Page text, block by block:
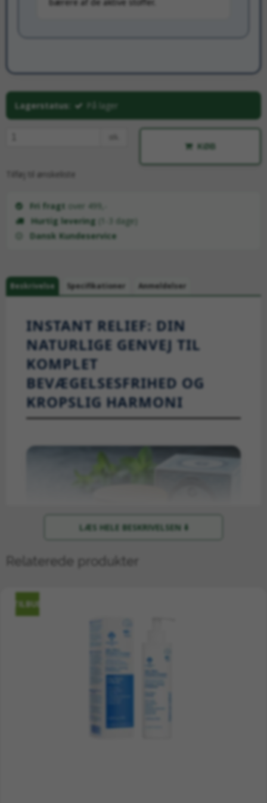
Lagerstatus: På lager
KØB
Tilføj til ønskeliste
Fri fragt
over 499,-
Hurtig levering (1-3 dage)
Dansk Kundeservice
Beskrivelse Specifikationer Anmeldelser
INSTANT RELIEF: DIN
NATURLIGE GENVEJ TIL
KOMPLET
BEVÆGELSESFRIHED OG
KROPSLIG HARMONI
I en aktiv og krævende hverdag er det helt
afgørende at lytte til kroppens signaler, når
Organics Instant Relief Creme
kompromisløst formuleret med ét entydigt
LÆS HELE BESKRIVELSEN ⬇️
Relaterede produkter
TILBUD